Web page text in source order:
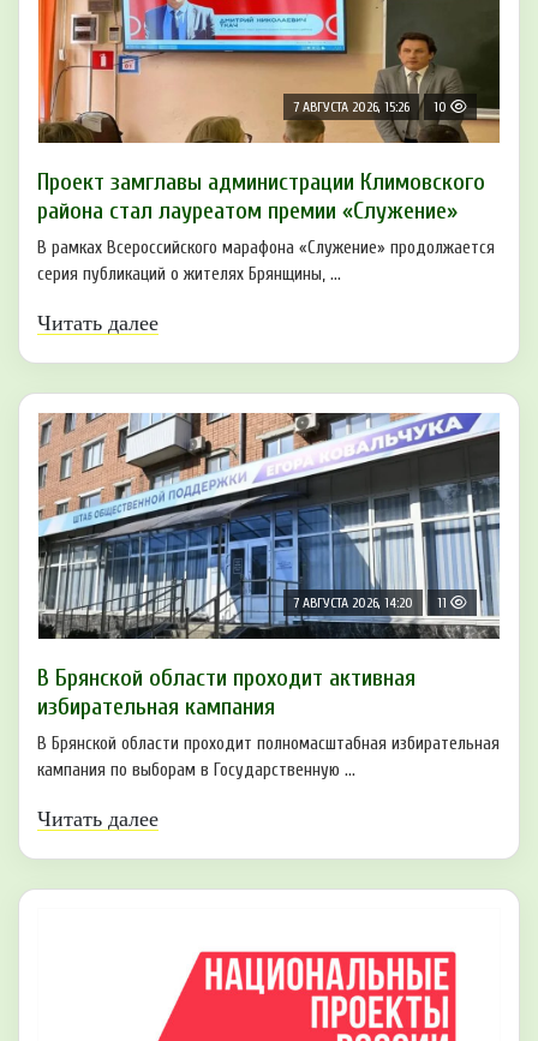
7 АВГУСТА 2026, 15:26 10
Проект замглавы администрации Климовского
района стал лауреатом премии «Служение»
В рамках Всероссийского марафона «Служение» продолжается
серия публикаций о жителях Брянщины, ...
Читать далее
7 АВГУСТА 2026, 14:20 11
В Брянской области проходит активная
избирательная кампания
В Брянской области проходит полномасштабная избирательная
кампания по выборам в Государственную ...
Читать далее